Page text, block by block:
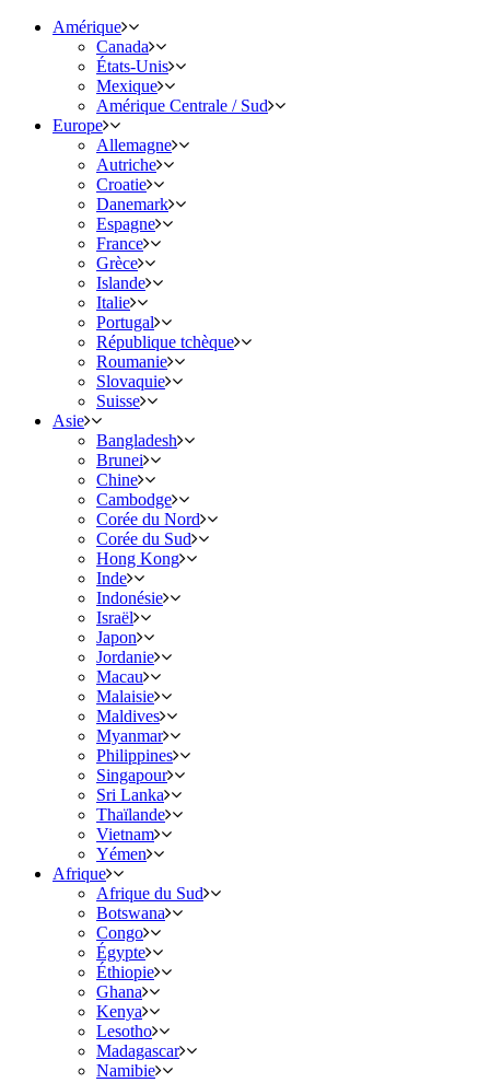
Amérique
Canada
États-Unis
Mexique
Amérique Centrale / Sud
Europe
Allemagne
Autriche
Croatie
Danemark
Espagne
France
Grèce
Islande
Italie
Portugal
République tchèque
Roumanie
Slovaquie
Suisse
Asie
Bangladesh
Brunei
Chine
Cambodge
Corée du Nord
Corée du Sud
Hong Kong
Inde
Indonésie
Israël
Japon
Jordanie
Macau
Malaisie
Maldives
Myanmar
Philippines
Singapour
Sri Lanka
Thaïlande
Vietnam
Yémen
Afrique
Afrique du Sud
Botswana
Congo
Égypte
Éthiopie
Ghana
Kenya
Lesotho
Madagascar
Namibie